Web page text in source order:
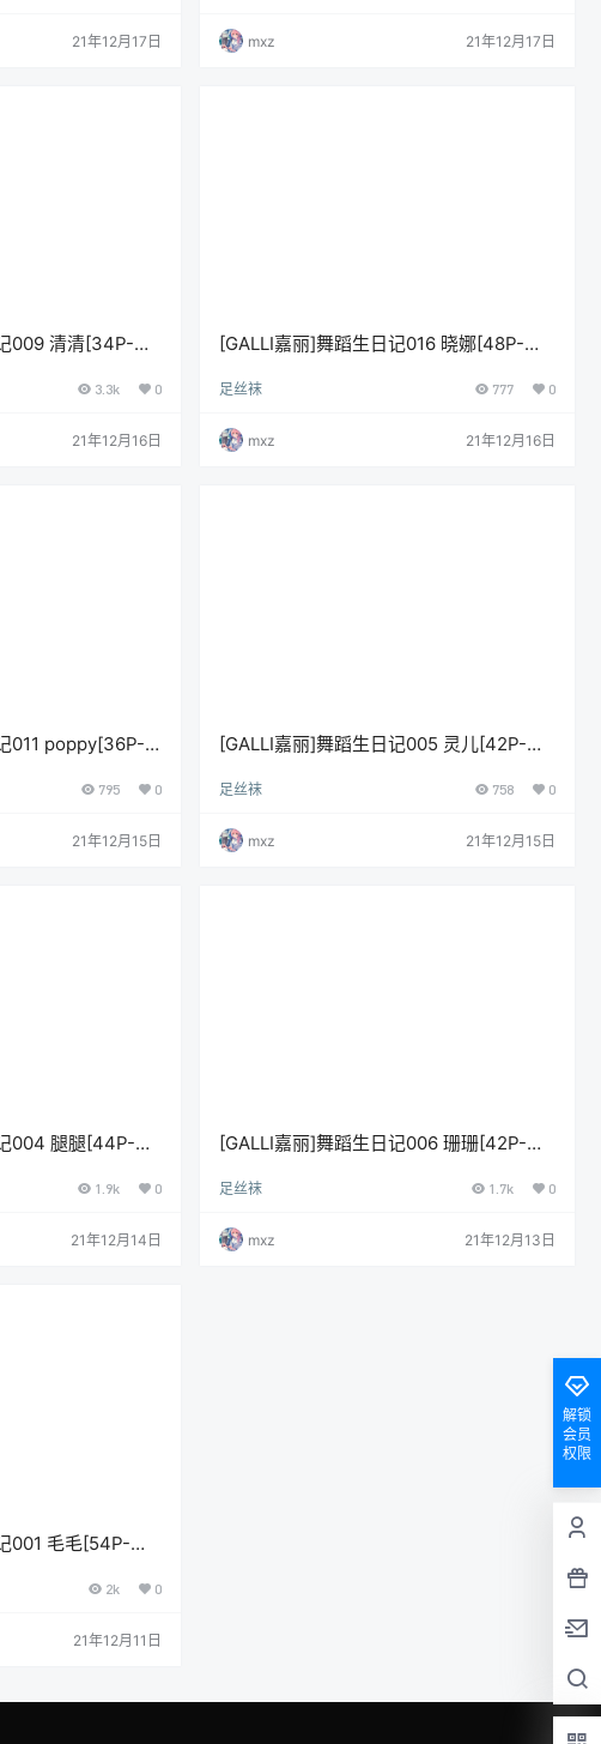
21年12月17日 mxz 21年12月17日
009 清清[34P-
3.3k 0
21年12月16日
[GALLI嘉丽]舞蹈生日记016 晓娜[48P-
足丝袜 777 0
mxz 21年12月16日
011 poppy[36P-
795 0
21年12月15日
[GALLI嘉丽]舞蹈生日记005 灵儿[42P-
足丝袜 758 0
mxz 21年12月15日
004 腿腿[44P-
1.9k 0
21年12月14日
[GALLI嘉丽]舞蹈生日记006 珊珊[42P-
足丝袜 1.7k 0
mxz 21年12月13日
001 毛毛[54P-
2k 0
21年12月11日
解锁
会员
权限